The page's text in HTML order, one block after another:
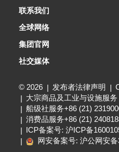
联系我们
全球网络
集团官网
社交媒体
© 2026 发布者法律声明
大宗商品及工业与设施服务
船级社服务+86 (21)
消费品服务+86 (21)
ICP备案号: 沪ICP备
网安备案号: 沪公网安